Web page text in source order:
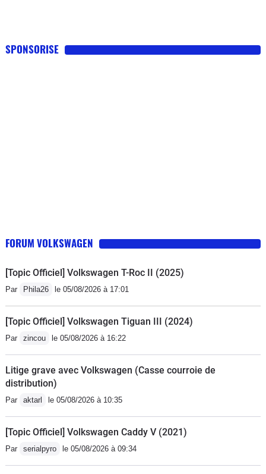
SPONSORISE
FORUM VOLKSWAGEN
[Topic Officiel] Volkswagen T-Roc II (2025)
Par Phila26 le 05/08/2026 à 17:01
[Topic Officiel] Volkswagen Tiguan III (2024)
Par zincou le 05/08/2026 à 16:22
Litige grave avec Volkswagen (Casse courroie de
distribution)
Par aktarl le 05/08/2026 à 10:35
[Topic Officiel] Volkswagen Caddy V (2021)
Par serialpyro le 05/08/2026 à 09:34